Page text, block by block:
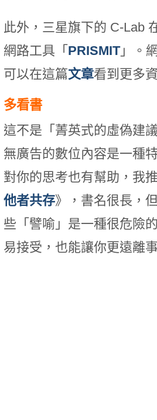
此外，三星旗下的 C-Lab
網路工具「 PRISMIT」。
可以在這篇文章看到更多
多看書
這不是「菁英式的虛偽建
無廣告的數位內容是一種
對你的思考也有幫助，我
他者共存》，書名很長，
些「譬喻」是一種很危險
易接受，也能讓你更遠離